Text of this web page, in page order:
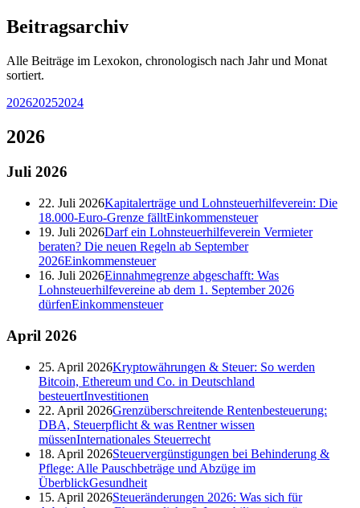
Beitragsarchiv
Alle Beiträge im Lexokon, chronologisch nach Jahr und Monat
sortiert.
202620252024
2026
Juli 2026
22. Juli 2026Kapitalerträge und Lohnsteuerhilfeverein: Die
18.000-Euro-Grenze fälltEinkommensteuer
19. Juli 2026Darf ein Lohnsteuerhilfeverein Vermieter
beraten? Die neuen Regeln ab September
2026Einkommensteuer
16. Juli 2026Einnahmegrenze abgeschafft: Was
Lohnsteuerhilfevereine ab dem 1. September 2026
dürfenEinkommensteuer
April 2026
25. April 2026Kryptowährungen & Steuer: So werden
Bitcoin, Ethereum und Co. in Deutschland
besteuertInvestitionen
22. April 2026Grenzüberschreitende Rentenbesteuerung:
DBA, Steuerpflicht & was Rentner wissen
müssenInternationales Steuerrecht
18. April 2026Steuervergünstigungen bei Behinderung &
Pflege: Alle Pauschbeträge und Abzüge im
ÜberblickGesundheit
15. April 2026Steueränderungen 2026: Was sich für